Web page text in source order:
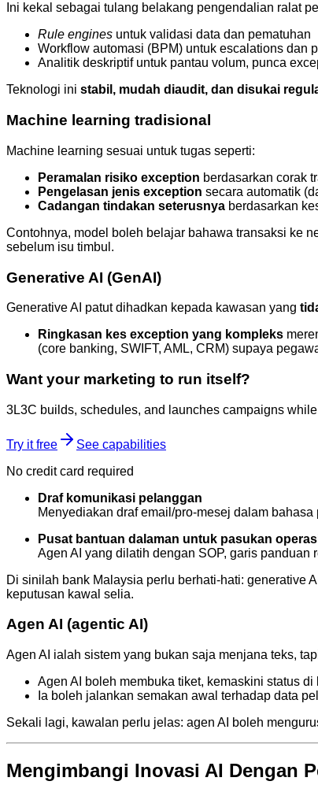
Ini kekal sebagai tulang belakang pengendalian ralat
Rule engines untuk validasi data dan pematuhan
Workflow automasi (BPM) untuk escalations dan
Analitik deskriptif untuk pantau volum, punca
Teknologi ini stabil, mudah diaudit, dan disukai
Machine learning tradisional
Machine learning sesuai untuk tugas seperti:
Peramalan risiko exception berdasarkan corak
Pengelasan jenis exception secara automatik
Cadangan tindakan seterusnya berdasarkan
Contohnya, model boleh belajar bahawa transaksi ke
sebelum isu timbul.
Generative AI (GenAI)
Generative AI patut dihadkan kepada kawasan yang
Ringkasan kes exception yang kompleks
(core banking, SWIFT, AML, CRM) supaya
Want your marketing to run itself?
3L3C builds, schedules, and launches campaigns
Try it free
See capabilities
No credit card required
Draf komunikasi pelanggan
Menyediakan draf email/pro-mesej dalam
Pusat bantuan dalaman untuk pasukan
Agen AI yang dilatih dengan SOP, garis panduan
Di sinilah bank Malaysia perlu berhati-hati: generative AI
keputusan kawal selia.
Agen AI (agentic AI)
Agen AI ialah sistem yang bukan saja menjana teks,
Agen AI boleh membuka tiket, kemaskini status
Ia boleh jalankan semakan awal terhadap data
Sekali lagi, kawalan perlu jelas: agen AI boleh
Mengimbangi Inovasi AI Dengan